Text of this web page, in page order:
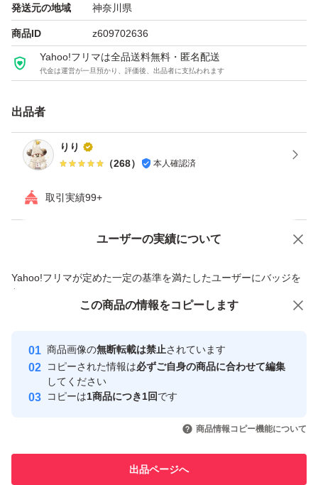
発送元の地域 神奈川県
商品ID z609702636
Yahoo!フリマは全品送料無料・匿名配送
代金は運営が一旦預かり、評価後、出品者に支払われます
出品者
りり
（268） 本人確認済
取引実績99+
ユーザーの実績について
Yahoo!フリマが定めた一定の基準を満たしたユーザーにバッジを
付与しています
安心取引出品者
心・安全なユーザーです
取引実績
引を完了させた実績があります
での取引実績があります
価格の相談 商品への質問
この商品の情報をコピーします
商品画像の無断転載は禁止されています
コピーされた情報は必ずご自身の商品に合わせて編集
してください
コピーは1商品につき1回です
商品情報コピー機能について
出品ページへ
この商品をみている人にオススメ